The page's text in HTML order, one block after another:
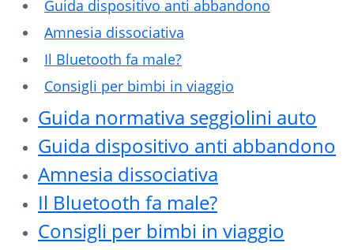
Guida dispositivo anti abbandono
Amnesia dissociativa
Il Bluetooth fa male?
Consigli per bimbi in viaggio
Guida normativa seggiolini auto
Guida dispositivo anti abbandono
Amnesia dissociativa
Il Bluetooth fa male?
Consigli per bimbi in viaggio